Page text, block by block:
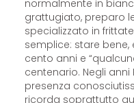
normalmente in
grattugiato, preparo
specializzato in
semplice: stare
cento anni e
centenario. Negli
presenza
ricorda soprattutto